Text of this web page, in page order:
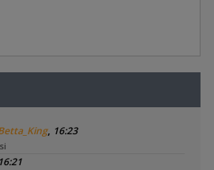
, 16:23
16:21